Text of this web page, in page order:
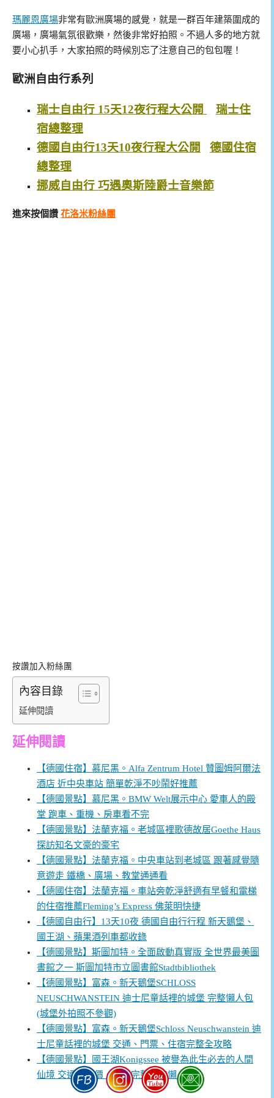
瑪麗恩廣場非常有歐洲廣場的感覺，就是一群百年建築圍成的
廣場，廣場氣氛很歡樂，然後非常好拍照。不過人多的地方就
要小心扒手，大家拍照的時候別忘了注意自己的包包喔！
歐洲自由行系列
瑞士自由行 15天12夜行程大公開
瑞士住
宿總整理
德國自由行13天10夜行程大公開
德國住宿
總整理
挪威自由行 巧遇奧斯陸爵士音樂節
進來按個讚 花洛米粉絲團
按讚加入粉絲團
內容目錄
延伸閱讀
延伸閱讀
【德國住宿】慕尼黑。Alfa Zentrum Hotel 贊圖姆阿爾法
酒店 近中央車站 簡單乾淨不吵鬧好推薦
【德國景點】慕尼黑。BMW Welt展示中心 愛車人的殿
堂 跑車、重機、房車看不完
【德國景點】法蘭克福。老城區裡歌德故居Goethe Haus
探訪知名文豪的豪宅
【德國景點】法蘭克福。中央車站到老城區 跟著感覺隨
意遊走 鐵橋、廣場、教堂通通看
【德國住宿】法蘭克福。車站旁乾淨舒適有早餐和電梯
的住宿推薦Fleming’s Express 佛萊明快捷
【德國自由行】13天10夜 德國自由行行程 新天鵝堡、
國王湖、蘋果酒列車都收錄
【德國景點】斯圖加特。全面啟動真實版 全世界最美圖
書館之一 斯圖加特市立圖書館Stadtbibliothek
【德國景點】富森。新天鵝堡SCHLOSS
NEUSCHWANSTEIN 迪士尼童話裡的城堡 完整懶人包
(城堡外拍照不參觀)
【德國景點】富森。新天鵝堡Schloss Neuschwanstein 迪
士尼童話裡的城堡 交通、門票、住宿完整全攻略
【德國景點】國王湖Konigssee 被譽為此生必去的人間
仙境 交通、票價、行程完整攻略懶人包